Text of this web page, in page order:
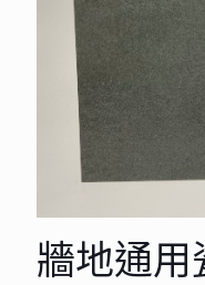
牆地通用